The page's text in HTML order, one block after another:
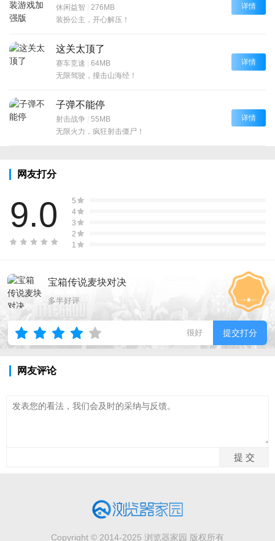
休闲益智 | 276MB
装扮公主，开心解压！
详情
这关太顶了
赛车竞速 | 64MB
无限驾驶，撞击山海经！
详情
子弹不能停
射击战争 | 55MB
无限火力，疯狂射击僵尸！
详情
网友打分
9.0
5
4
3
2
1
宝箱传说麦块对决
多半好评
很好 提交打分
网友评论
Copyright © 2014-2025 浏览器家园 版权所有